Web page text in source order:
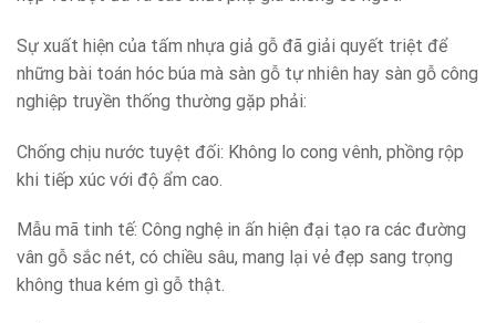
Sự xuất hiện của tấm nhựa giả gỗ đã giải quyết triệt để
những bài toán hóc búa mà sàn gỗ tự nhiên hay sàn gỗ công
nghiệp truyền thống thường gặp phải:
Chống chịu nước tuyệt đối: Không lo cong vênh, phồng rộp
khi tiếp xúc với độ ẩm cao.
Mẫu mã tinh tế: Công nghệ in ấn hiện đại tạo ra các đường
vân gỗ sắc nét, có chiều sâu, mang lại vẻ đẹp sang trọng
không thua kém gì gỗ thật.